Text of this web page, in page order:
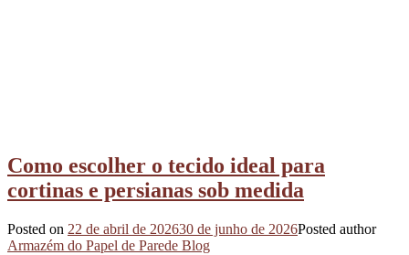
Como escolher o tecido ideal para
cortinas e persianas sob medida
Posted on 22 de abril de 202630 de junho de 2026Posted author
Armazém do Papel de Parede Blog